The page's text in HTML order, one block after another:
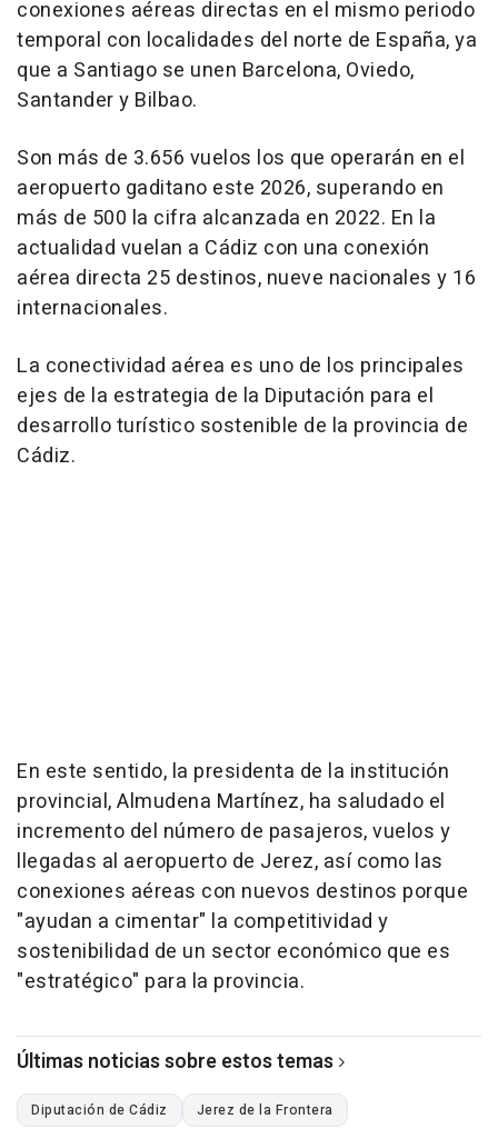
conexiones aéreas directas en el mismo periodo
temporal con localidades del norte de España, ya
que a Santiago se unen Barcelona, Oviedo,
Santander y Bilbao.
Son más de 3.656 vuelos los que operarán en el
aeropuerto gaditano este 2026, superando en
más de 500 la cifra alcanzada en 2022. En la
actualidad vuelan a Cádiz con una conexión
aérea directa 25 destinos, nueve nacionales y 16
internacionales.
La conectividad aérea es uno de los principales
ejes de la estrategia de la Diputación para el
desarrollo turístico sostenible de la provincia de
Cádiz.
En este sentido, la presidenta de la institución
provincial, Almudena Martínez, ha saludado el
incremento del número de pasajeros, vuelos y
llegadas al aeropuerto de Jerez, así como las
conexiones aéreas con nuevos destinos porque
"ayudan a cimentar" la competitividad y
sostenibilidad de un sector económico que es
"estratégico" para la provincia.
Últimas noticias sobre estos temas
Diputación de Cádiz Jerez de la Frontera